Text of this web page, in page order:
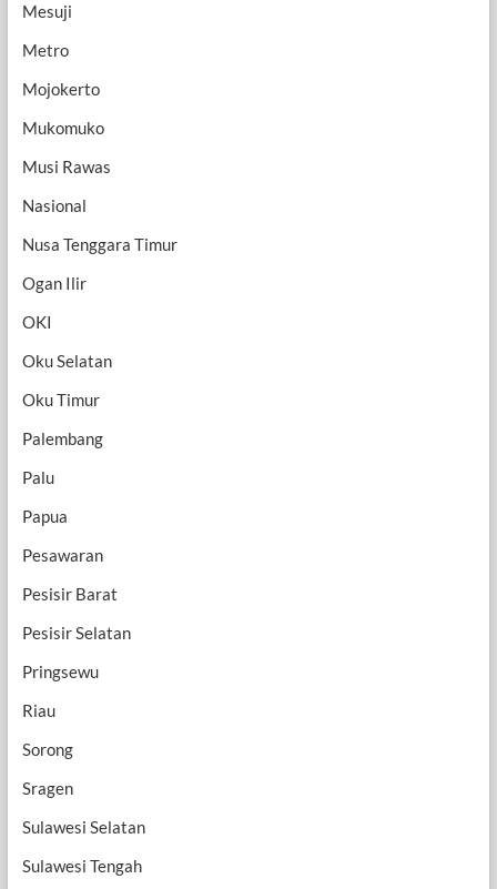
Mesuji
Metro
Mojokerto
Mukomuko
Musi Rawas
Nasional
Nusa Tenggara Timur
Ogan Ilir
OKI
Oku Selatan
Oku Timur
Palembang
Palu
Papua
Pesawaran
Pesisir Barat
Pesisir Selatan
Pringsewu
Riau
Sorong
Sragen
Sulawesi Selatan
Sulawesi Tengah